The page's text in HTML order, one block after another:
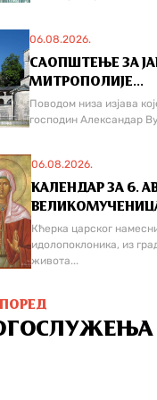
06.08.2026.
САОПШТЕЊЕ ЗА
МИТРОПОЛИЈЕ...
Поводом низа изјава
господин Александар
06.08.2026.
КАЛЕНДАР ЗА 6.
Кћерка царског
идолопоклоника, из
живота...